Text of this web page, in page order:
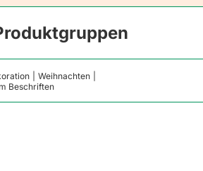
Weihnachten
Beschriften